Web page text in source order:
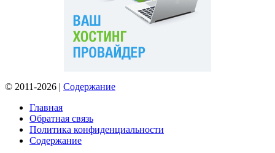
© 2011-2026 | Содержание
Главная
Обратная связь
Политика конфиденциальности
Содержание